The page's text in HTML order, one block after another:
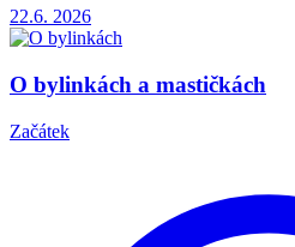
22.6. 2026
O bylinkách a mastičkách
Začátek